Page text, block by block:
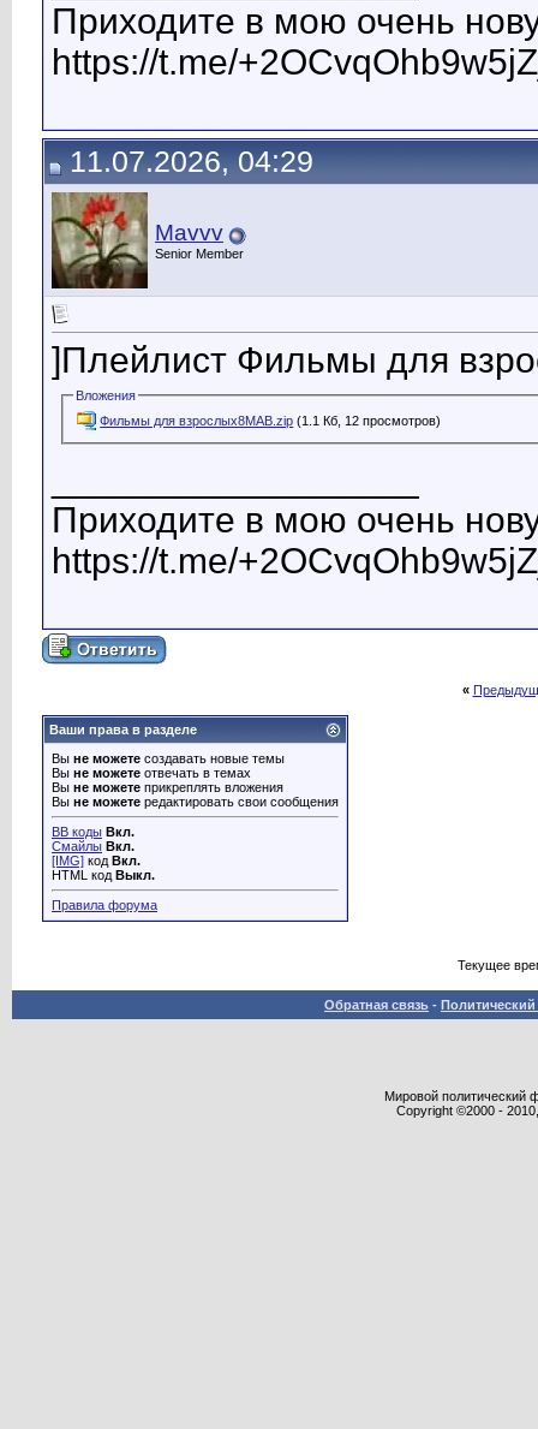
Приходите в мою очень
https://t.me/
11.07.2026, 04:29
Mavvv
Senior Member
]Плейлист Фильмы для
Вложения
Фильмы для взрослых8MAB.zip (1.1 Кб, 12 просмотров)
Приходите в мою очень
https://t.me/
«
Ваши права в разделе
Вы не можете создавать новые темы
Вы не можете отвечать в темах
Вы не можете прикреплять вложения
Вы не можете редактировать свои сообщения
BB коды Вкл.
Смайлы Вкл.
[IMG] код Вкл.
HTML код Выкл.
Правила форума
Текущее
Обратная связь -
Мировой политический
Copyright ©2000 -